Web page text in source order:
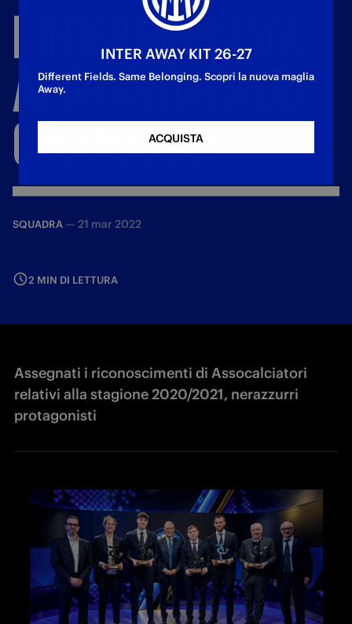
L'INTERPREMIATA
ALGRANGALÀDEL
CALCIO2021
SQUADRA — 21 mar 2022
2 MIN DI LETTURA
Assegnati i riconoscimenti di Assocalciatori
relativi alla stagione 2020/2021, nerazzurri
protagonisti
INTER AWAY KIT 26-27
Different Fields. Same Belonging. Scopri la nuova maglia
Away.
ACQUISTA